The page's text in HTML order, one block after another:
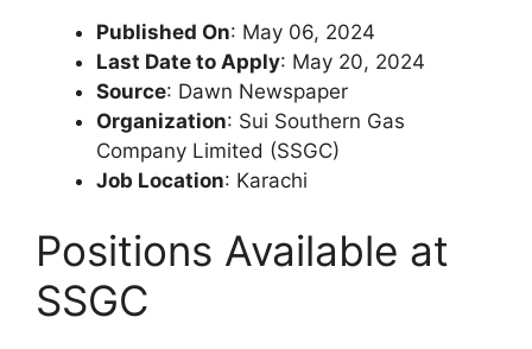
Published On: May 06, 2024
Last Date to Apply: May 20, 2024
Source: Dawn Newspaper
Organization: Sui Southern Gas
Company Limited (SSGC)
Job Location: Karachi
Positions Available at
SSGC